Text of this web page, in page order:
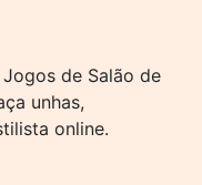
de Salão de
unhas,
online.